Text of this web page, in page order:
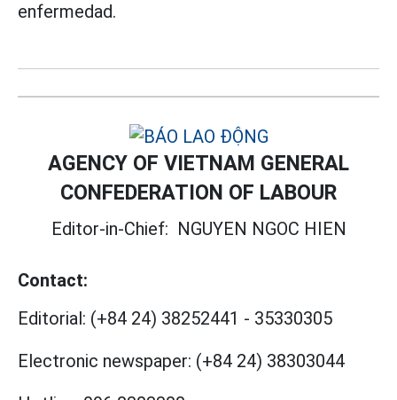
enfermedad.
AGENCY OF VIETNAM GENERAL
CONFEDERATION OF LABOUR
Editor-in-Chief: NGUYEN NGOC HIEN
Contact:
Editorial: (+84 24) 38252441 - 35330305
Electronic newspaper: (+84 24) 38303044